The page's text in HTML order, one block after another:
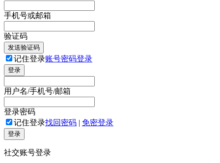
手机号或邮箱
验证码
发送验证码
记住登录账号密码登录
登录
用户名/手机号/邮箱
登录密码
记住登录找回密码 | 免密登录
登录
社交账号登录